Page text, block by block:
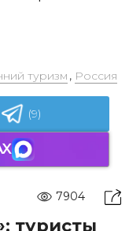
туризм , Россия
(9)
7904
туристы